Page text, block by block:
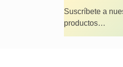
Suscríbete a
productos…